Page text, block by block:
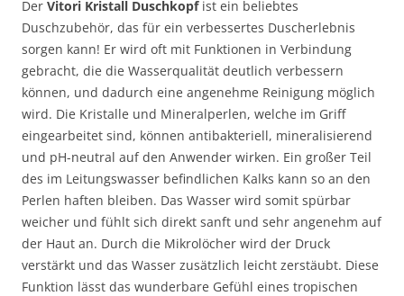
Der Vitori Kristall Duschkopfist ein beliebtes
Duschzubehör, das für ein verbessertes Duscherlebnis
sorgen kann! Er wird oft mit Funktionen in Verbindung
gebracht, die die Wasserqualität deutlich verbessern
können, und dadurch eine angenehme Reinigung möglich
wird. Die Kristalle und Mineralperlen, welche im Griff
eingearbeitet sind, können antibakteriell, mineralisierend
und pH-neutral auf den Anwender wirken. Ein großer Teil
des im Leitungswasser befindlichen Kalks kann so an den
Perlen haften bleiben. Das Wasser wird somit spürbar
weicher und fühlt sich direkt sanft und sehr angenehm auf
der Haut an. Durch die Mikrolöcher wird der Druck
verstärkt und das Wasser zusätzlich leicht zerstäubt. Diese
Funktion lässt das wunderbare Gefühl eines tropischen